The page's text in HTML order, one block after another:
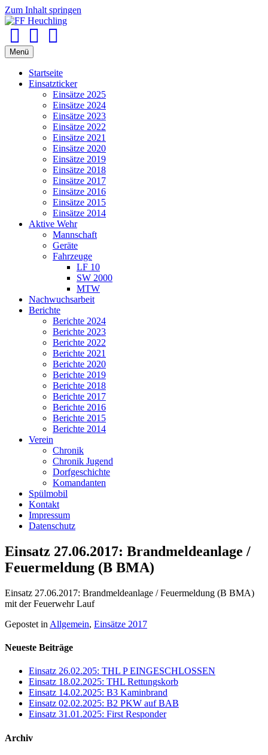
Zum Inhalt springen
Menü
Startseite
Einsatzticker
Einsätze 2025
Einsätze 2024
Einsätze 2023
Einsätze 2022
Einsätze 2021
Einsätze 2020
Einsätze 2019
Einsätze 2018
Einsätze 2017
Einsätze 2016
Einsätze 2015
Einsätze 2014
Aktive Wehr
Mannschaft
Geräte
Fahrzeuge
LF 10
SW 2000
MTW
Nachwuchsarbeit
Berichte
Berichte 2024
Berichte 2023
Berichte 2022
Berichte 2021
Berichte 2020
Berichte 2019
Berichte 2018
Berichte 2017
Berichte 2016
Berichte 2015
Berichte 2014
Verein
Chronik
Chronik Jugend
Dorfgeschichte
Komandanten
Spülmobil
Kontakt
Impressum
Datenschutz
Einsatz 27.06.2017: Brandmeldeanlage /
Feuermeldung (B BMA)
Einsatz 27.06.2017: Brandmeldeanlage / Feuermeldung (B BMA)
mit der Feuerwehr Lauf
Gepostet in Allgemein, Einsätze 2017
Neueste Beiträge
Einsatz 26.02.205: THL P EINGESCHLOSSEN
Einsatz 18.02.2025: THL Rettungskorb
Einsatz 14.02.2025: B3 Kaminbrand
Einsatz 02.02.2025: B2 PKW auf BAB
Einsatz 31.01.2025: First Responder
Archiv